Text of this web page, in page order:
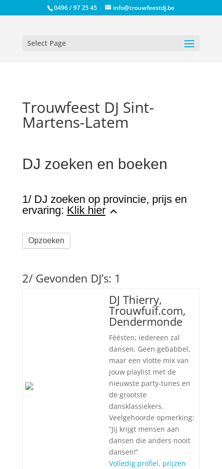
0496 / 97 25 45 info@trouwfeestdj.be
Select Page
Trouwfeest DJ Sint-
Martens-Latem
DJ zoeken en boeken
1/ DJ zoeken op provincie, prijs en
ervaring: Klik hier
Opzoeken
2/ Gevonden DJ’s: 1
DJ Thierry,
Trouwfuif.com,
Dendermonde
Féésten; iedereen zal
dansen. Geen gebabbel,
maar een vlotte mix van
jouw playlist met de
nieuwste party-tunes en
de grootste
dansklassiekers.
Veelgehoorde opmerking:
“Jij krijgt mensen aan
dansen die anders nooit
dansen!”
Volledig profiel, prijzen